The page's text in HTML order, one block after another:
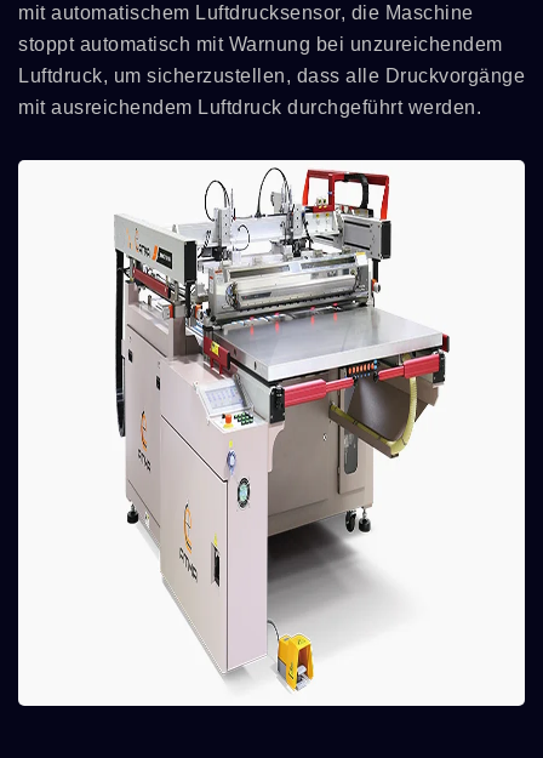
mit automatischem Luftdrucksensor, die Maschine
stoppt automatisch mit Warnung bei unzureichendem
Luftdruck, um sicherzustellen, dass alle Druckvorgänge
mit ausreichendem Luftdruck durchgeführt werden.